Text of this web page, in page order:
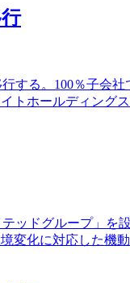
する。100％子会
トホールディング
ッドグループ」
化に対応した機